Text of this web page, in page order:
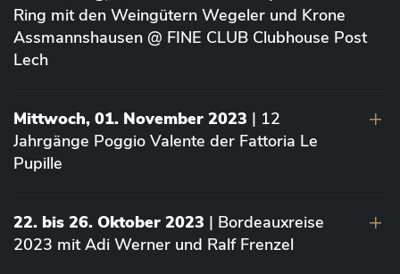
Ring mit den Weingütern Wegeler und Krone
Assmannshausen @ FINE CLUB Clubhouse Post
Lech
Mittwoch, 01. November 2023 | 12
Jahrgänge Poggio Valente der Fattoria Le
Pupille
22. bis 26. Oktober 2023 | Bordeauxreise
2023 mit Adi Werner und Ralf Frenzel